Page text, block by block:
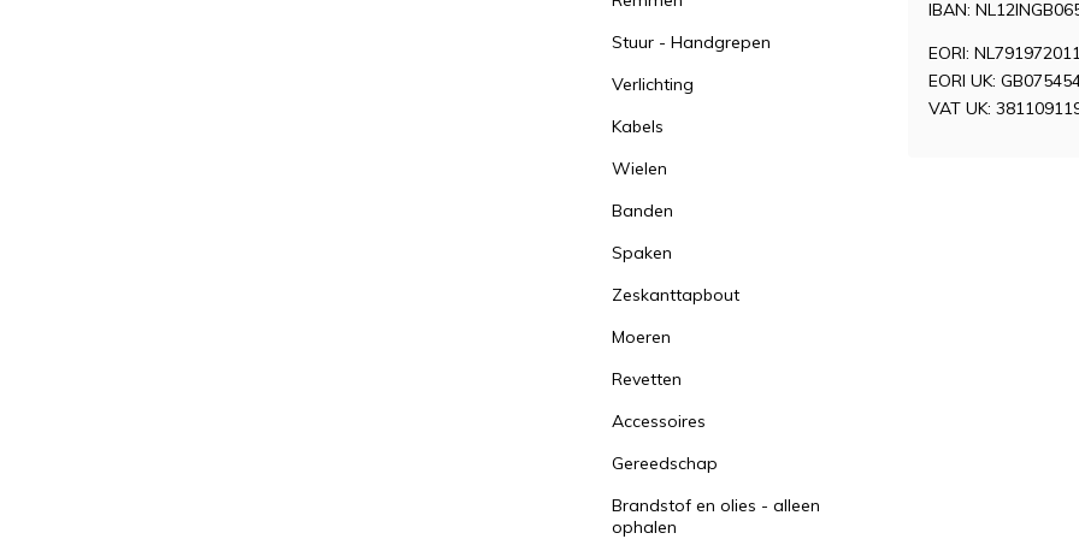
Stuur - Handgrepen
Verlichting
Kabels
Wielen
Banden
Spaken
Zeskanttapbout
Moeren
Revetten
Accessoires
Gereedschap
Brandstof en olies - alleen
ophalen
IBAN:
EORI:
EORI UK:
VAT UK: